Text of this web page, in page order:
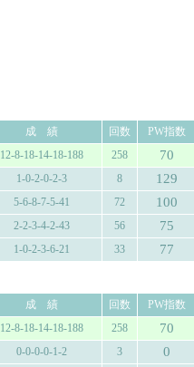
成 績 回数
PW指数
12-8-18-14-18-188 258 70
1-0-2-0-2-3 8 129
5-6-8-7-5-41 72 100
2-2-3-4-2-43 56 75
1-0-2-3-6-21 33 77
成 績 回数
PW指数
12-8-18-14-18-188 258 70
0-0-0-0-1-2 3 0